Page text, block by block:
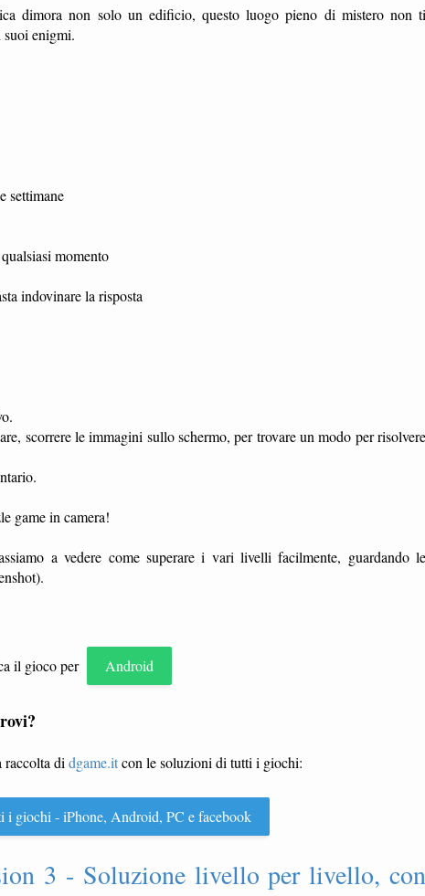
dimora non solo un edificio, questo luogo pieno di mistero non ti
enigmi.
settimane
momento
indovinare la risposta
scorrere le immagini sullo schermo, per trovare un modo per risolvere
game in camera!
a vedere come superare i vari livelli facilmente, guardando le
il gioco per Android
raccolta di dgame.itcon le soluzioni di tutti i giochi:
i giochi - iPhone, Android, PC e facebook
3 - Soluzione livello per livello, con